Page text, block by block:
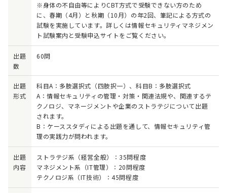
※身体の不自由等によりCBT方式で受験できない方のため
に、春期（4月）と秋期（10月）の年2回、筆記による方式の
試験を実施しています。詳しくは情報セキュリティマネジメン
ト試験案内と受験申込サイトをご覧ください。
出題
数
60問
出題
形式
科目A：多肢選択式（四肢択一）、科目B：多肢選択式
A：情報セキュリティの管理・対策・関連法規や、関連するテ
クノロジ、マネージメントや企業のストラテジについて出題
されます。
B：ケーススタディによる出題を通して、情報セキュリティ管
理の実践力が問われます。
出題
内容
ストラテジ系（経営全般）：35問程度
マネジメント系（IT管理）：20問程度
テクノロジ系（IT技術）：45問程度